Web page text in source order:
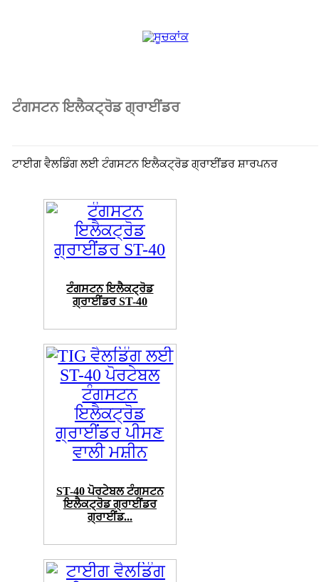
ਟੰਗਸਟਨ ਇਲੈਕਟ੍ਰੋਡ ਗ੍ਰਾਈਂਡਰ
ਟਾਈਗ ਵੈਲਡਿੰਗ ਲਈ ਟੰਗਸਟਨ ਇਲੈਕਟ੍ਰੋਡ ਗ੍ਰਾਈਂਡਰ ਸ਼ਾਰਪਨਰ
ਟੰਗਸਟਨ ਇਲੈਕਟ੍ਰੋਡ
ਗ੍ਰਾਈਂਡਰ ST-40
ST-40 ਪੋਰਟੇਬਲ ਟੰਗਸਟਨ
ਇਲੈਕਟ੍ਰੋਡ ਗ੍ਰਾਈਂਡਰ
ਗ੍ਰਾਈਂਡ...